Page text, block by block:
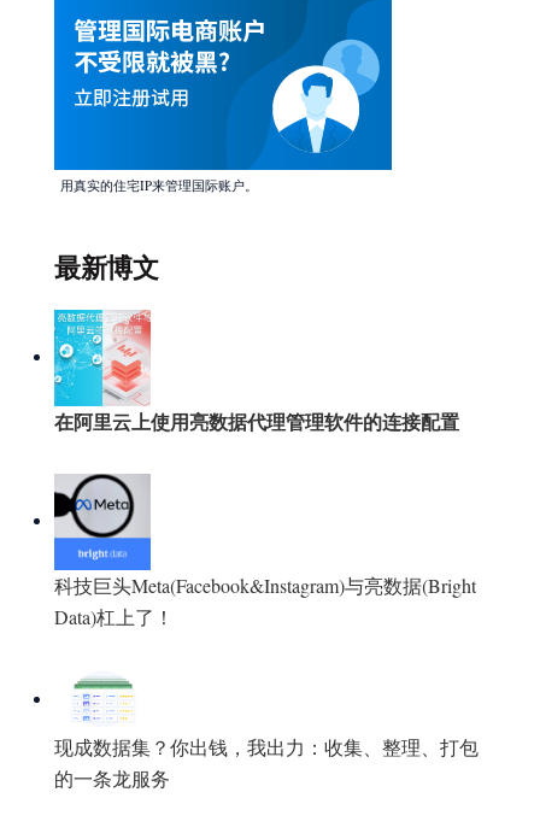
用真实的住宅IP来管理国际账户。
最新博文
在阿里云上使用亮数据代理管理软件的连接配置
科技巨头Meta(Facebook&Instagram)与亮数据(Bright
Data)杠上了！
现成数据集？你出钱，我出力：收集、整理、打包
的一条龙服务